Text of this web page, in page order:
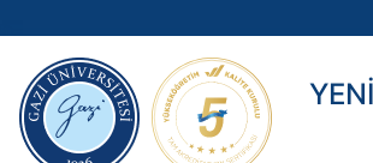
Ana Menü
gazi.edu.tr